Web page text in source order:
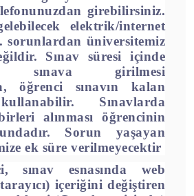
girebilirsiniz.
elektrik/internet
sorunlardan üniversitemiz
Sınav süresi içinde
sınava girilmesi
öğrenci sınavın kalan
Sınavlarda
alınması öğrencinin
Sorun yaşayan
ek süre verilmeyecektir
sınav esnasında web
içeriğini değiştiren